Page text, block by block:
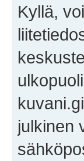
Kyllä,
julkinen